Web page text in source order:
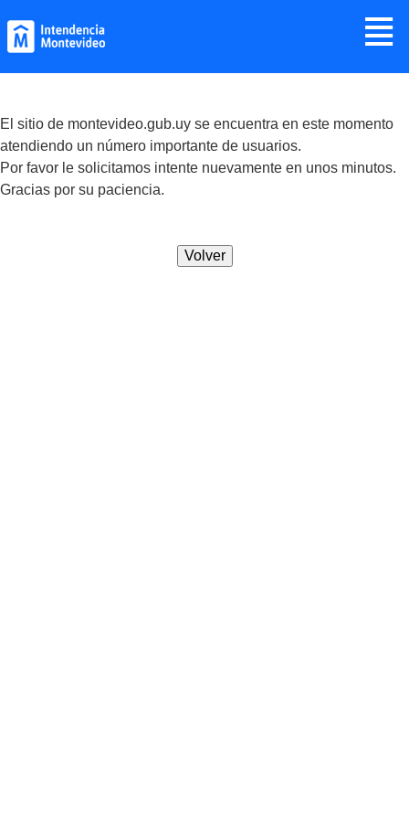
≣
El sitio de montevideo.gub.uy se encuentra en este momento
atendiendo un número importante de usuarios.
Por favor le solicitamos intente nuevamente en unos minutos.
Gracias por su paciencia.
Volver